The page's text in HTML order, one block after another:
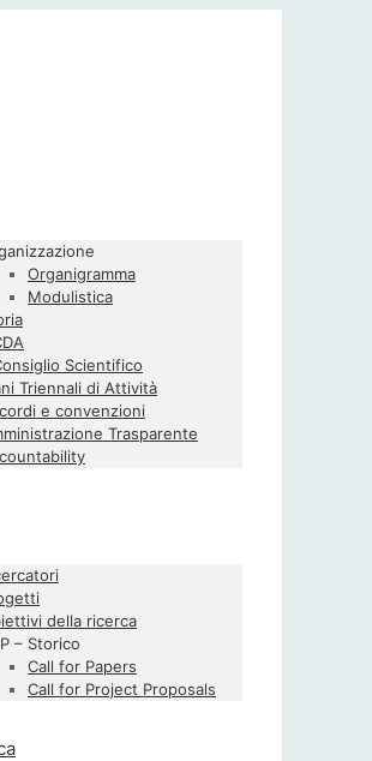
Organigramma
Modulistica
Scientifico
Triennali di Attività
e convenzioni
Trasparente
della ricerca
– Storico
Call for Papers
Call for Project Proposals